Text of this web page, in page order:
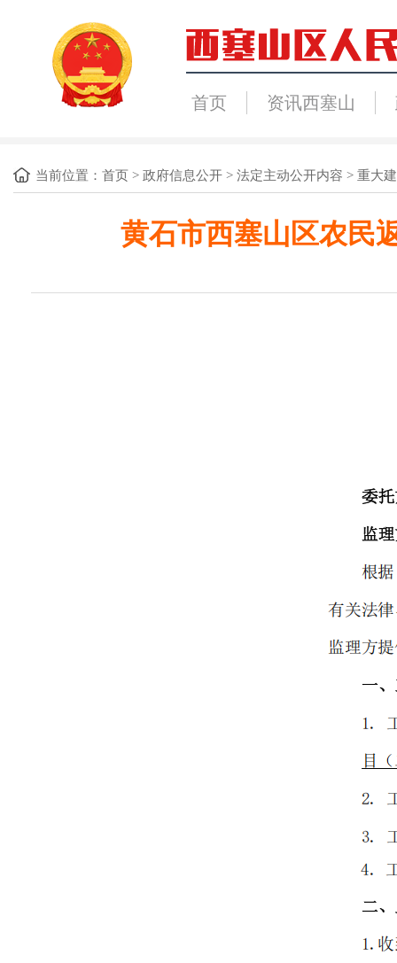
首页 资讯西塞山
当前位置： 首页 > 政府信息公开 > 法定主动公开内容 > 重大
黄石市西塞山区农民